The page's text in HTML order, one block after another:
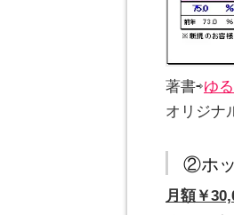
著書⇨ゆ
オリジナ
②ホッ
月額￥